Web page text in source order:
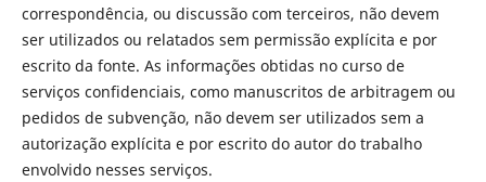
correspondência, ou discussão com terceiros, não devem
ser utilizados ou relatados sem permissão explícita e por
escrito da fonte. As informações obtidas no curso de
serviços confidenciais, como manuscritos de arbitragem ou
pedidos de subvenção, não devem ser utilizados sem a
autorização explícita e por escrito do autor do trabalho
envolvido nesses serviços.